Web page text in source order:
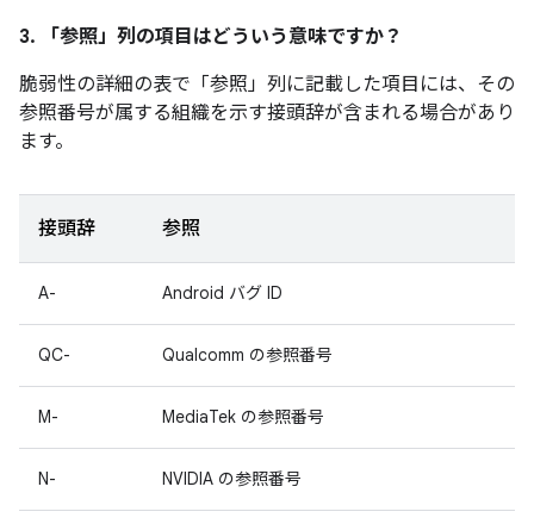
3. 「参照」 列の項目はどういう意味ですか？
脆弱性の詳細の表で「参照」 列に記載した項目には、その
参照番号が属する組織を示す接頭辞が含まれる場合があり
ます。
接頭辞 参照
A- Android バグ ID
QC- Qualcomm の参照番号
M- MediaTek の参照番号
N- NVIDIA の参照番号